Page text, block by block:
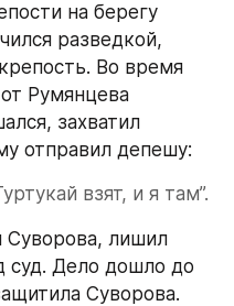
на берегу
разведкой,
Во время
Румянцева
захватил
отправил депешу:
взят, и я там”.
Суворова, лишил
суд. Дело дошло до
Суворова.